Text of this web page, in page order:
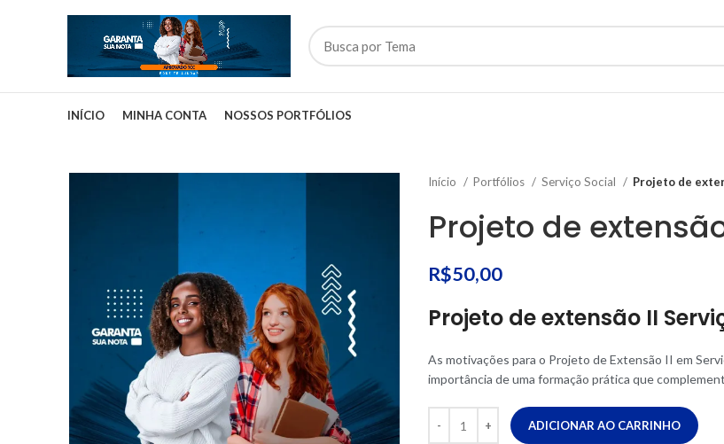
INÍCIO MINHA CONTA NOSSOS PORTFÓLIOS
Início Portfólios Serviço Social Projeto de
Projeto de
R$50,00
Projeto de extensão II
As motivações para o Projeto de Extensão II em
importância de uma formação prática que
ADICIONAR AO CARRINHO